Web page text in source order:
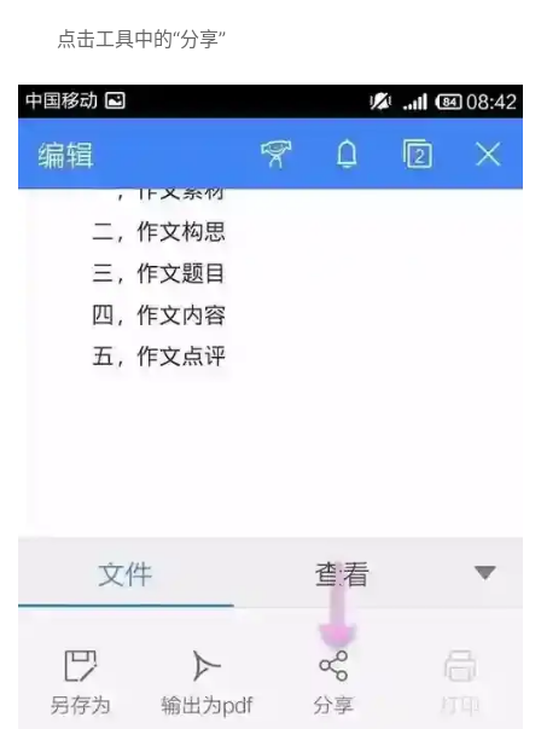
点击工具中的“分享”